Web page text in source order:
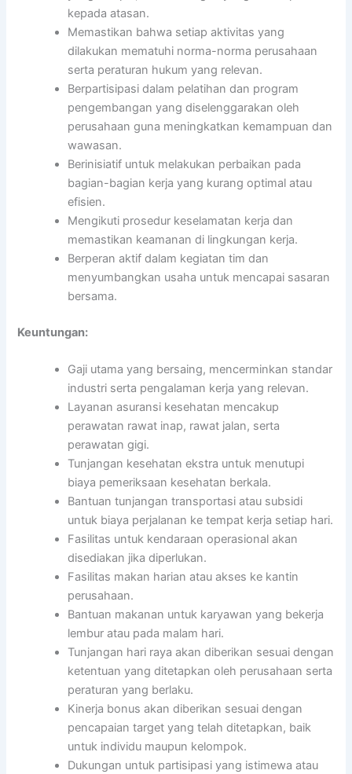
kepada atasan.
Memastikan bahwa setiap aktivitas yang
dilakukan mematuhi norma-norma perusahaan
serta peraturan hukum yang relevan.
Berpartisipasi dalam pelatihan dan program
pengembangan yang diselenggarakan oleh
perusahaan guna meningkatkan kemampuan dan
wawasan.
Berinisiatif untuk melakukan perbaikan pada
bagian-bagian kerja yang kurang optimal atau
efisien.
Mengikuti prosedur keselamatan kerja dan
memastikan keamanan di lingkungan kerja.
Berperan aktif dalam kegiatan tim dan
menyumbangkan usaha untuk mencapai sasaran
bersama.
Keuntungan:
Gaji utama yang bersaing, mencerminkan standar
industri serta pengalaman kerja yang relevan.
Layanan asuransi kesehatan mencakup
perawatan rawat inap, rawat jalan, serta
perawatan gigi.
Tunjangan kesehatan ekstra untuk menutupi
biaya pemeriksaan kesehatan berkala.
Bantuan tunjangan transportasi atau subsidi
untuk biaya perjalanan ke tempat kerja setiap hari.
Fasilitas untuk kendaraan operasional akan
disediakan jika diperlukan.
Fasilitas makan harian atau akses ke kantin
perusahaan.
Bantuan makanan untuk karyawan yang bekerja
lembur atau pada malam hari.
Tunjangan hari raya akan diberikan sesuai dengan
ketentuan yang ditetapkan oleh perusahaan serta
peraturan yang berlaku.
Kinerja bonus akan diberikan sesuai dengan
pencapaian target yang telah ditetapkan, baik
untuk individu maupun kelompok.
Dukungan untuk partisipasi yang istimewa atau